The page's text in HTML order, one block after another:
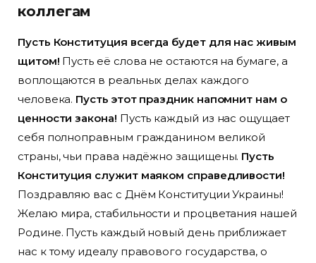
коллегам
Пусть Конституция всегда будет для нас живым
щитом! Пусть её слова не остаются на бумаге, а
воплощаются в реальных делах каждого
человека. Пусть этот праздник напомнит нам о
ценности закона! Пусть каждый из нас ощущает
себя полноправным гражданином великой
страны, чьи права надёжно защищены. Пусть
Конституция служит маяком справедливости!
Поздравляю вас с Днём Конституции Украины!
Желаю мира, стабильности и процветания нашей
Родине. Пусть каждый новый день приближает
нас к тому идеалу правового государства, о